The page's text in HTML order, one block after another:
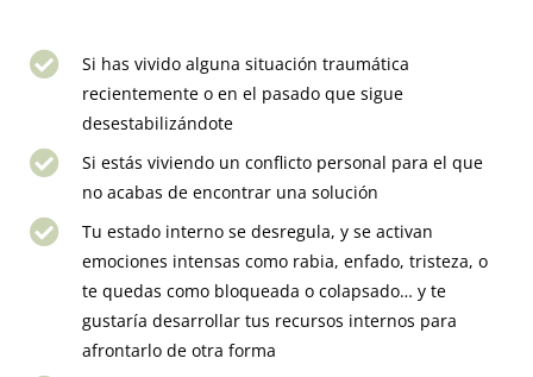
Si has vivido alguna situación traumática
recientemente o en el pasado que sigue
desestabilizándote
Si estás viviendo un conflicto personal para el que
no acabas de encontrar una solución
Tu estado interno se desregula, y se activan
emociones intensas como rabia, enfado, tristeza, o
te quedas como bloqueada o colapsado… y te
gustaría desarrollar tus recursos internos para
afrontarlo de otra forma